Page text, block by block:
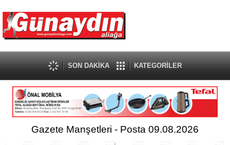
SON DAKİKA KATEGORİLER
Gazete Manşetleri - Posta 09.08.2026